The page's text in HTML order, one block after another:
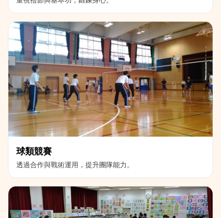
球類競賽
透過合作與戰術運用，提升團隊能力。